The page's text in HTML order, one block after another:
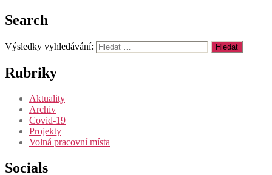
Search
Výsledky vyhledávání:
Rubriky
Aktuality
Archiv
Covid-19
Projekty
Volná pracovní místa
Socials